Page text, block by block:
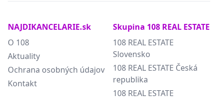
NAJDIKANCELARIE.sk
O 108
Aktuality
Ochrana osobných údajov
Kontakt
Skupina 108 REAL ESTATE
108 REAL ESTATE
Slovensko
108 REAL ESTATE Česká
republika
108 REAL ESTATE